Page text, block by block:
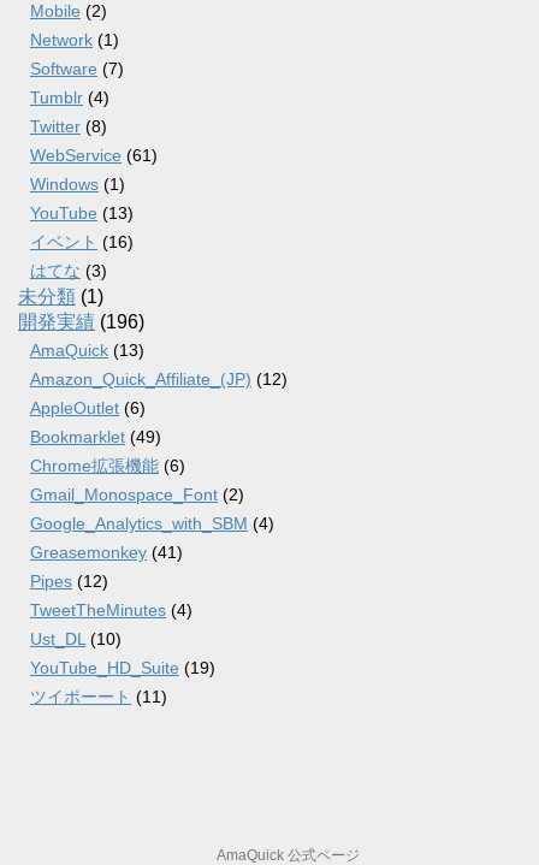
Mobile (2)
Network (1)
Software (7)
Tumblr (4)
Twitter (8)
WebService (61)
Windows (1)
YouTube (13)
イベント (16)
はてな (3)
未分類 (1)
開発実績 (196)
AmaQuick (13)
Amazon_Quick_Affiliate_(JP) (12)
AppleOutlet (6)
Bookmarklet (49)
Chrome拡張機能 (6)
Gmail_Monospace_Font (2)
Google_Analytics_with_SBM (4)
Greasemonkey (41)
Pipes (12)
TweetTheMinutes (4)
Ust_DL (10)
YouTube_HD_Suite (19)
ツイポーート (11)
AmaQuick 公式ページ